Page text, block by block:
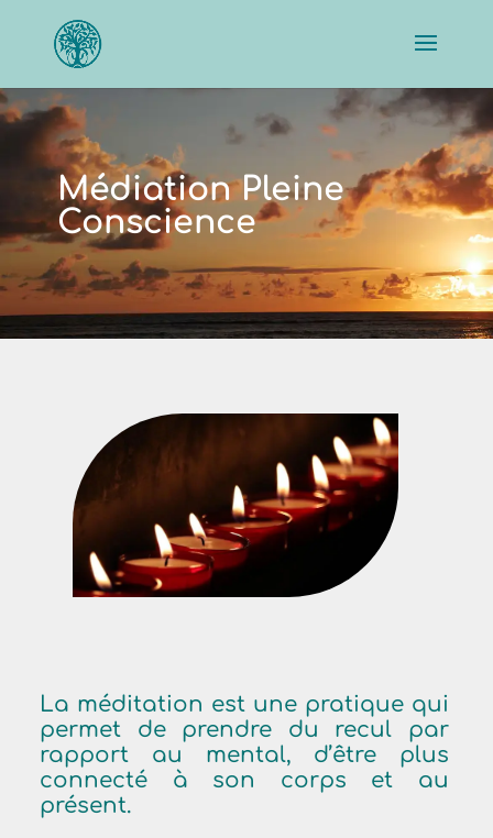
Médiation Pleine
Conscience
La méditation est une pratique qui
permet de prendre du recul par
rapport au mental, d’être plus
connecté à son corps et au
présent.